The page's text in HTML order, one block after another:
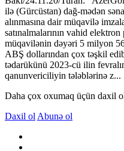
ilə (Gürcüstan) dağ-mədən
alınmasına dair müqavilə
satınalmalarının vahid
müqavilənin dəyəri 5 milyon
ABŞ dollarından çox təşkil
tədarükünü 2023-cü ilin
qanunvericiliyin tələblərinə z...
Daha çox oxumaq üçün daxil
Daxil ol Abunə ol